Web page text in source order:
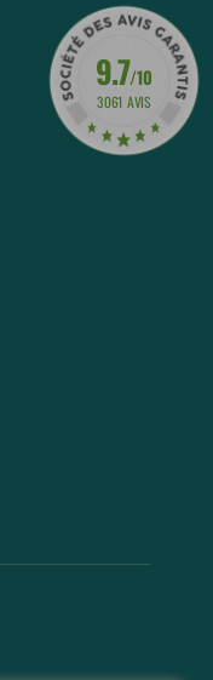
9.7/10
3061 AVIS